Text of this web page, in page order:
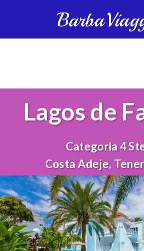
Lagos de
Categoria 4
Costa Adeje,